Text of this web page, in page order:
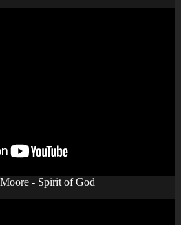
- Spirit of God